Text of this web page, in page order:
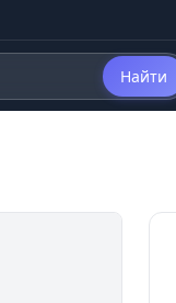
Найти